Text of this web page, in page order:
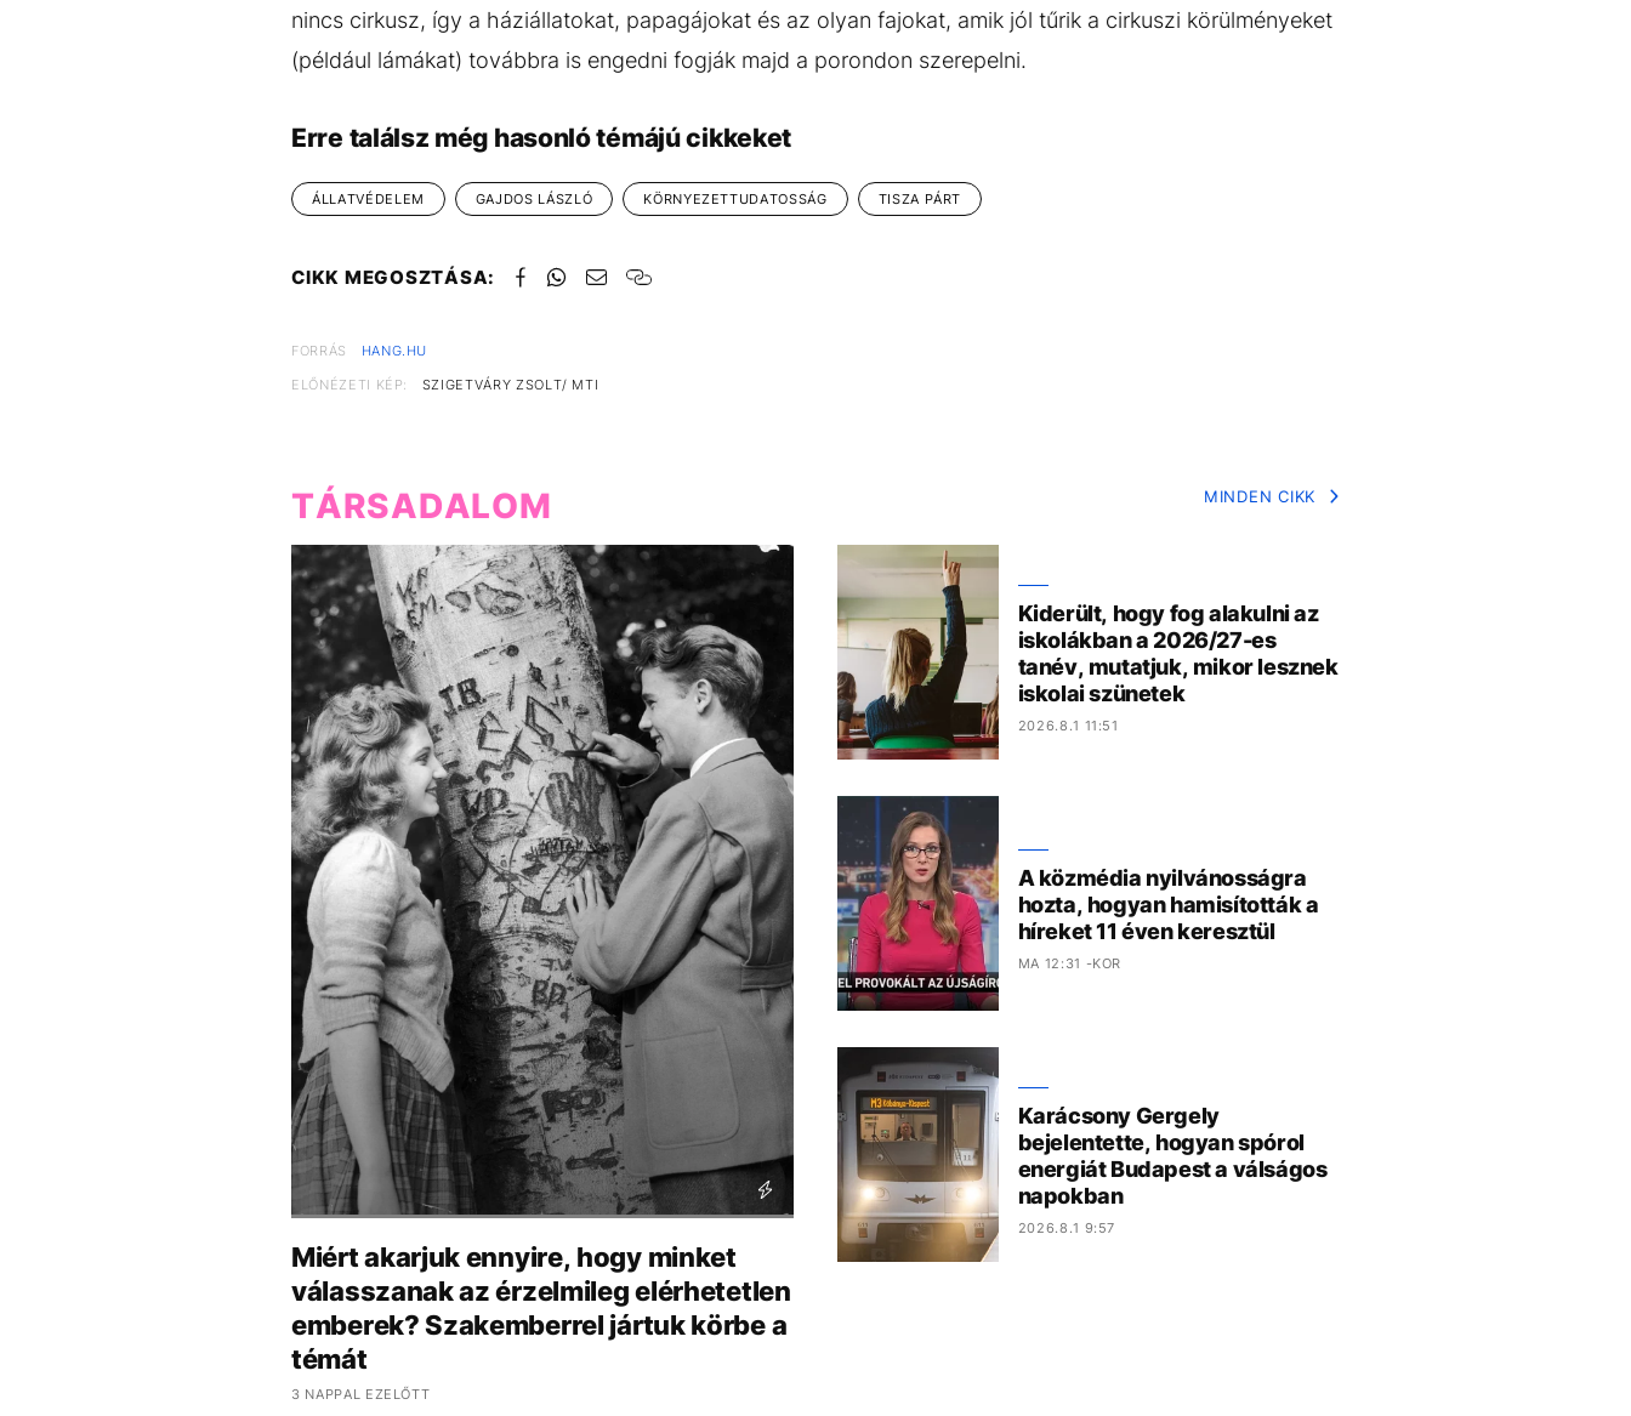
nincs cirkusz, így a háziállatokat, papagájokat és az olyan fajokat, amik jól tűrik a cirkuszi körülményeket
(például lámákat) továbbra is engedni fogják majd a porondon szerepelni.
Erre találsz még hasonló témájú cikkeket
ÁLLATVÉDELEM GAJDOS LÁSZLÓ KÖRNYEZETTUDATOSSÁG TISZA PÁRT
CIKK MEGOSZTÁSA:
FORRÁS
HANG.HU
ELŐNÉZETI KÉP:
SZIGETVÁRY ZSOLT/ MTI
TÁRSADALOM MINDEN CIKK
Miért akarjuk ennyire, hogy minket
válasszanak az érzelmileg elérhetetlen
emberek? Szakemberrel jártuk körbe a
témát
3 NAPPAL EZELŐTT
Kiderült, hogy fog alakulni az
iskolákban a 2026/27-es
tanév, mutatjuk, mikor lesznek
iskolai szünetek
2026.8.1 11:51
A közmédia nyilvánosságra
hozta, hogyan hamisították a
híreket 11 éven keresztül
MA 12:31 -KOR
Karácsony Gergely
bejelentette, hogyan spórol
energiát Budapest a válságos
napokban
2026.8.1 9:57